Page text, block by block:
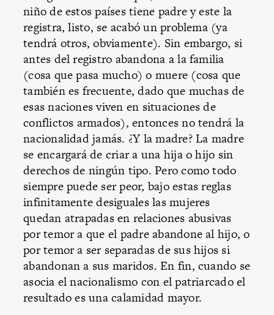
niño de estos países tiene padre y este la
registra, listo, se acabó un problema (ya
tendrá otros, obviamente). Sin embargo, si
antes del registro abandona a la familia
(cosa que pasa mucho) o muere (cosa que
también es frecuente, dado que muchas de
esas naciones viven en situaciones de
conflictos armados), entonces no tendrá la
nacionalidad jamás. ¿Y la madre? La madre
se encargará de criar a una hija o hijo sin
derechos de ningún tipo. Pero como todo
siempre puede ser peor, bajo estas reglas
infinitamente desiguales las mujeres
quedan atrapadas en relaciones abusivas
por temor a que el padre abandone al hijo, o
por temor a ser separadas de sus hijos si
abandonan a sus maridos. En fin, cuando se
asocia el nacionalismo con el patriarcado el
resultado es una calamidad mayor.